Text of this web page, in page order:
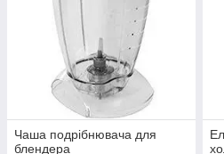
Чаша подрібнювача для
блендера